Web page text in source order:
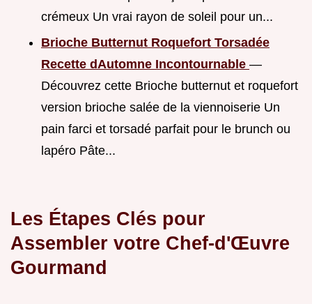
crémeux Un vrai rayon de soleil pour un...
Brioche Butternut Roquefort Torsadée
Recette dAutomne Incontournable —
Découvrez cette Brioche butternut et roquefort
version brioche salée de la viennoiserie Un
pain farci et torsadé parfait pour le brunch ou
lapéro Pâte...
Les Étapes Clés pour
Assembler votre Chef-d'Œuvre
Gourmand